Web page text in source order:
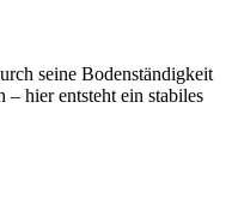
seine Bodenständigkeit
– hier entsteht ein stabiles